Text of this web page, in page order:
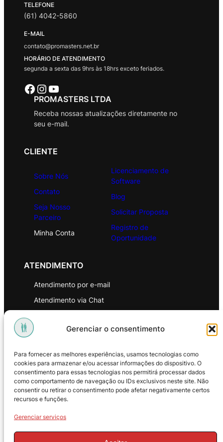
Gerenciar o consentimento
Para fornecer as melhores experiências, usamos tecnologias como
cookies para armazenar e/ou acessar informações do dispositivo. O
consentimento para essas tecnologias nos permitirá processar dados
como comportamento de navegação ou IDs exclusivos neste site. Não
consentir ou retirar o consentimento pode afetar negativamente certos
recursos e funções.
Gerenciar serviços
TELEFONE
(61) 4042-5860
E-MAIL
contato@promasters.net.br
HORÁRIO DE ATENDIMENTO
segunda a sexta das 9hrs às 18hrs exceto feriados.
Facebook Instagram Youtube
PROMASTERS LTDA
Receba nossas atualizações diretamente no
seu e-mail.
CLIENTE
Sobre Nós
Contato
Seja Nosso
Parceiro
Minha Conta
Licenciamento de
Software
Blog
Solicitar Proposta
Registro de
Oportunidade
ATENDIMENTO
Atendimento por e-mail
Atendimento via Chat
Política de Privacidade
Política de Troca e Devoluções
Política de Reembolso